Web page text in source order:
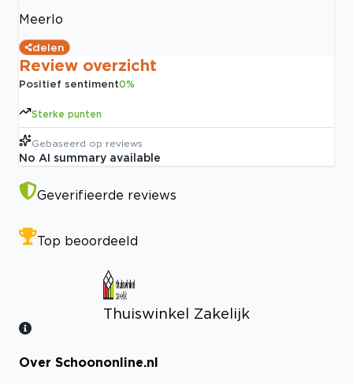
Meerlo
delen
Review overzicht
Positief sentiment0%
Sterke punten
Gebaseerd op reviews
No AI summary available
Geverifieerde reviews
Top beoordeeld
Thuiswinkel Zakelijk
Bekijk certificaat
Over Schoononline.nl